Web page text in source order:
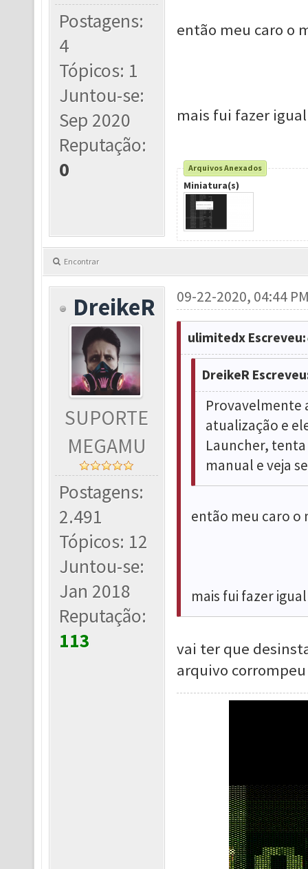
Postagens:
4
Tópicos: 1
Juntou-se:
Sep 2020
Reputação:
0
então meu caro o
mais fui fazer
Arquivos Anexados
Miniatura(s)
Encontrar
DreikeR
SUPORTE
MEGAMU
Postagens:
2.491
Tópicos: 12
Juntou-se:
Jan 2018
Reputação:
113
09-22-2020, 04:44
ulimitedx Escreveu:
DreikeR
Provavelmente
atualização e
Launcher,
manual e veja
então meu caro o
mais fui fazer
vai ter que
arquivo corrompeu